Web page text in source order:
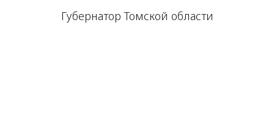
Губернатор Томской области